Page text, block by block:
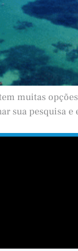
muitas
sua pesquisa